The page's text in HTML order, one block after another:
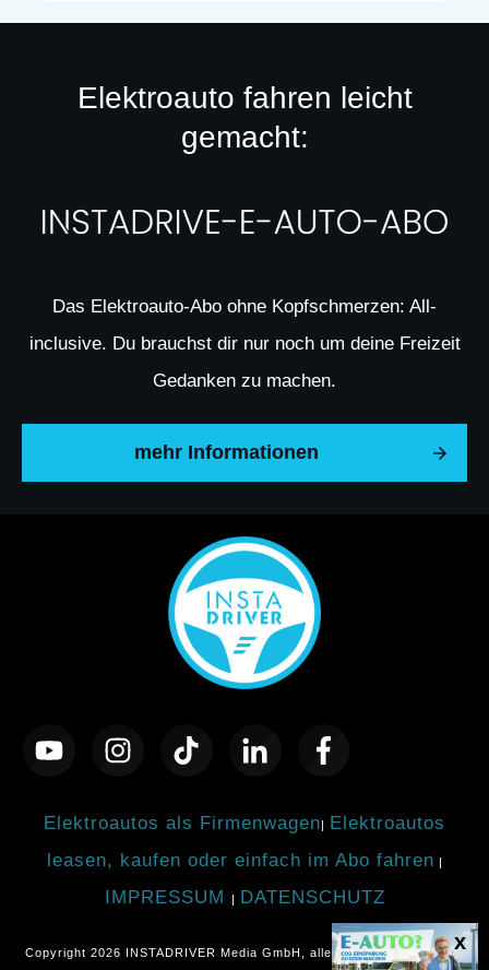
Elektroauto fahren leicht
gemacht:
Das Elektroauto-Abo ohne Kopfschmerzen: All-
inclusive. Du brauchst dir nur noch um deine Freizeit
Gedanken zu machen.
mehr Informationen
Elektroautos als Firmenwagen| Elektroautos
leasen, kaufen oder einfach im Abo fahren |
IMPRESSUM | DATENSCHUTZ
Copyright 2026 INSTADRIVER Media GmbH , alle Rechte vorbehalten.